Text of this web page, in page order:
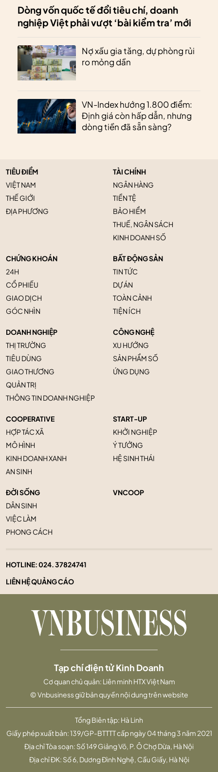
Dòng vốn quốc tế đổi tiêu chí, doanh
nghiệp Việt phải vượt ‘bài kiểm tra’ mới
Nợ xấu gia tăng, dự phòng rủi
ro mỏng dần
VN-Index hướng 1.800 điểm:
Định giá còn hấp dẫn, nhưng
dòng tiền đã sẵn sàng?
TIÊU ĐIỂM
VIỆT NAM
THẾ GIỚI
ĐỊA PHƯƠNG
TÀI CHÍNH
NGÂN HÀNG
TIỀN TỆ
BẢO HIỂM
THUẾ, NGÂN SÁCH
KINH DOANH SỐ
CHỨNG KHOÁN
24H
CỔ PHIẾU
GIAO DỊCH
GÓC NHÌN
BẤT ĐỘNG SẢN
TIN TỨC
DỰ ÁN
TOÀN CẢNH
TIỆN ÍCH
DOANH NGHIỆP
THỊ TRƯỜNG
TIÊU DÙNG
GIAO THƯƠNG
QUẢN TRỊ
THÔNG TIN DOANH NGHIỆP
CÔNG NGHỆ
XU HƯỚNG
SẢN PHẨM SỐ
ỨNG DỤNG
COOPERATIVE
HỢP TÁC XÃ
MÔ HÌNH
KINH DOANH XANH
AN SINH
START-UP
KHỞI NGHIỆP
Ý TƯỞNG
HỆ SINH THÁI
ĐỜI SỐNG
DÂN SINH
VIỆC LÀM
PHONG CÁCH
VNCOOP
HOTLINE:024. 37824741
LIÊN HỆ QUẢNG CÁO
Tổng Biên tập: Hà Linh
Giấy phép xuất bản: 139/GP-BTTTT cấp ngày 04 tháng 3 năm 2021
Địa chỉ Tòa soạn: Số 149 Giảng Võ, P. Ô Chợ Dừa, Hà Nội
Địa chỉ ĐK: Số 6, Dương Đình Nghệ, Cầu Giấy, Hà Nội
Tạp chí điện tử Kinh Doanh
Cơ quan chủ quản: Liên minh HTX Việt Nam
© Vnbusiness giữ bản quyền nội dung trên website